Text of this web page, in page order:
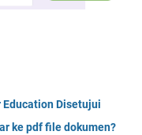
Disetujui
ke pdf file dokumen?